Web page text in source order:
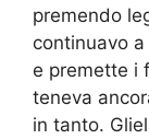
premendo
continuavo
e premette i
teneva
in tanto.